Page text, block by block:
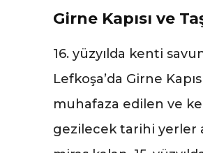
Girne Kapısı ve
16. yüzyılda kenti
Lefkoşa’da Girne
muhafaza edilen ve
gezilecek tarihi yerler